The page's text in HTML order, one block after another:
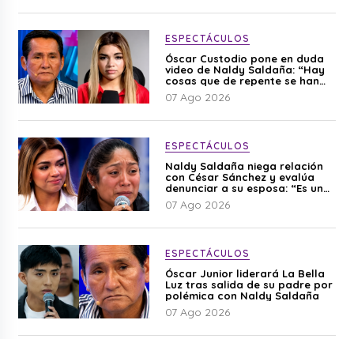
ESPECTÁCULOS
Óscar Custodio pone en duda
video de Naldy Saldaña: “Hay
cosas que de repente se han
editado”
07 Ago 2026
ESPECTÁCULOS
Naldy Saldaña niega relación
con César Sánchez y evalúa
denunciar a su esposa: “Es una
difamación”
07 Ago 2026
ESPECTÁCULOS
Óscar Junior liderará La Bella
Luz tras salida de su padre por
polémica con Naldy Saldaña
07 Ago 2026